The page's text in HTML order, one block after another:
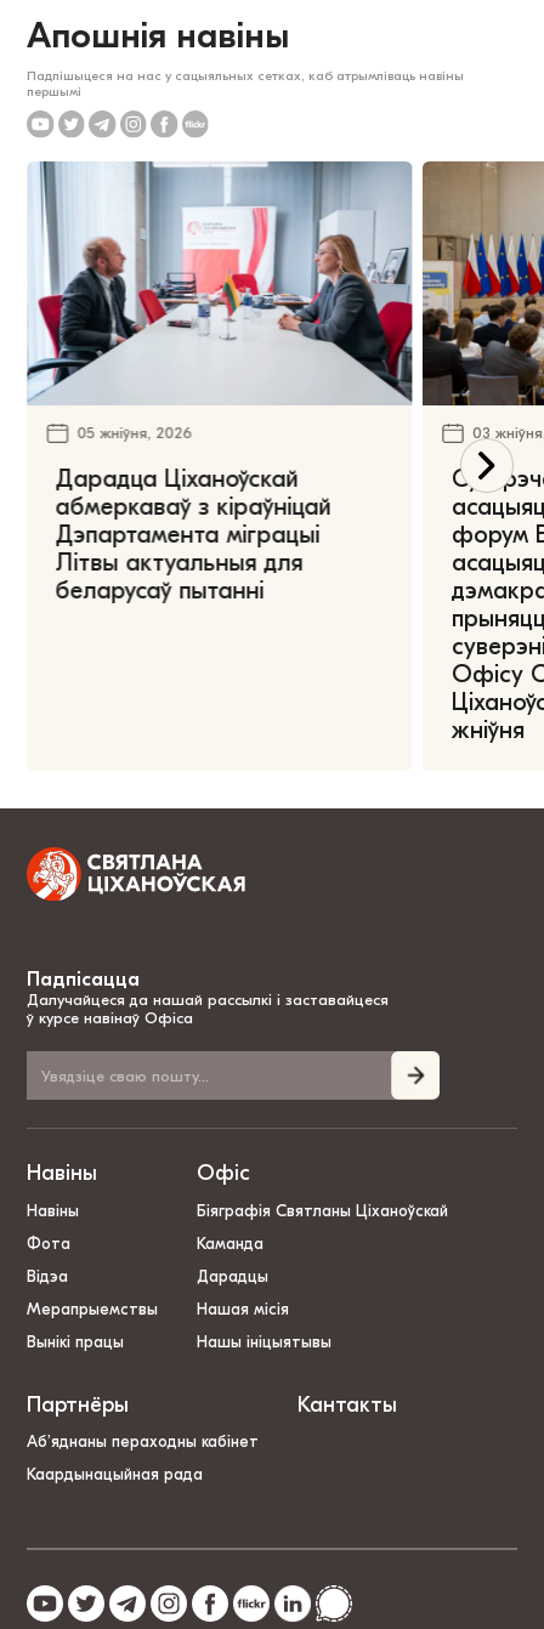
Апошнія навіны
Падпішыцеся на нас у сацыяльных сетках, каб атрымліваць навіны
першымі
05 жніўня, 2026
Дарадца Ціханоўскай
абмеркаваў з кіраўніцай
Дэпартамента міграцыі
Літвы актуальныя для
беларусаў пытанні
03
форум
Офісу
жніўня
Падпісацца
Далучайцеся да нашай рассылкі і заставайцеся
ў курсе навінаў Офіса
Навіны
Навіны
Фота
Відэа
Мерапрыемствы
Вынікі працы
Офіс
Біяграфія Святланы Ціханоўскай
Каманда
Дарадцы
Нашая місія
Нашы ініцыятывы
Партнёры
Аб’яднаны пераходны кабінет
Каардынацыйная рада
Кантакты